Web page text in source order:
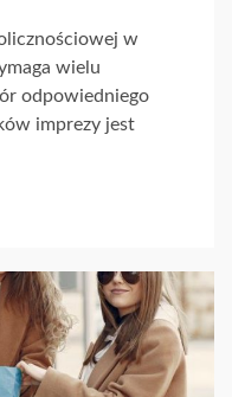
w
wielu
odpowiedniego
imprezy jest